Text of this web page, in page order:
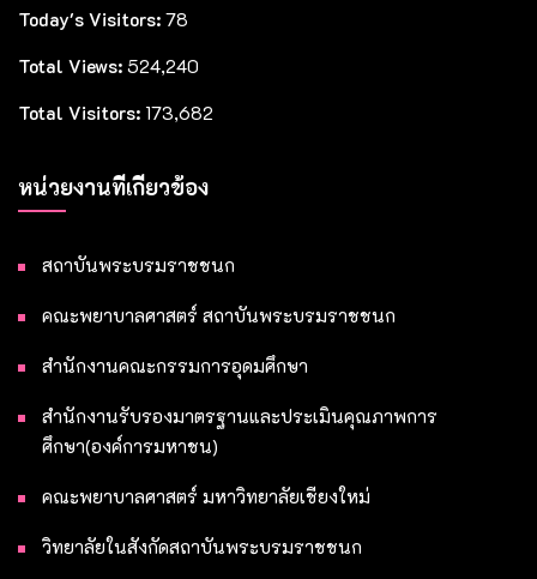
Today's Visitors: 78
Total Views: 524,240
Total Visitors: 173,682
หน่วยงานที่เกี่ยวข้อง
สถาบันพระบรมราชชนก
คณะพยาบาลศาสตร์ สถาบันพระบรมราชชนก
สำนักงานคณะกรรมการอุดมศึกษา
สำนักงานรับรองมาตรฐานและประเมินคุณภาพการ
ศึกษา(องค์การมหาชน)
คณะพยาบาลศาสตร์ มหาวิทยาลัยเชียงใหม่
วิทยาลัยในสังกัดสถาบันพระบรมราชชนก